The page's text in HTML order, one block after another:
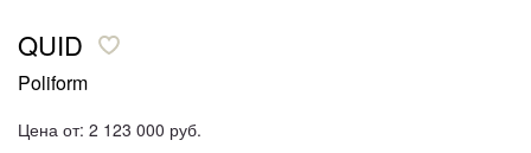
QUID
Poliform
Цена от: 2 123 000 руб.